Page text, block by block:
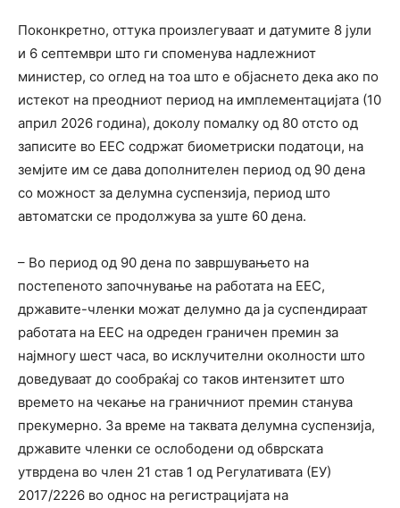
Поконкретно, оттука произлегуваат и датумите 8 јули
и 6 септември што ги споменува надлежниот
министер, со оглед на тоа што е објаснето дека ако по
истекот на преодниот период на имплементацијата (10
април 2026 година), доколу помалку од 80 отсто од
записите во ЕЕС содржат биометриски податоци, на
земјите им се дава дополнителен период од 90 дена
со можност за делумна суспензија, период што
автоматски се продолжува за уште 60 дена.
– Во период од 90 дена по завршувањето на
постепеното започнување на работата на ЕЕС,
државите-членки можат делумно да ја суспендираат
работата на ЕЕС на одреден граничен премин за
најмногу шест часа, во исклучителни околности што
доведуваат до сообраќај со таков интензитет што
времето на чекање на граничниот премин станува
прекумерно. За време на таквата делумна суспензија,
државите членки се ослободени од обврската
утврдена во член 21 став 1 од Регулативата (ЕУ)
2017/2226 во однос на регистрацијата на